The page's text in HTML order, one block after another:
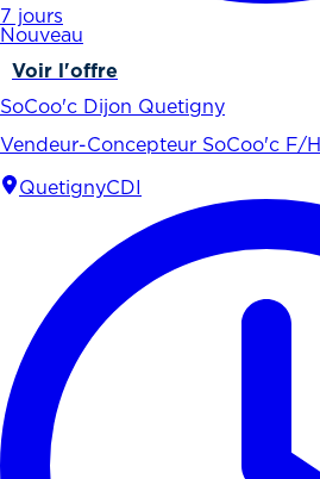
7 jours
Nouveau
Voir l'offre
SoCoo'c Dijon Quetigny
Vendeur-Concepteur SoCoo'c F/H
QuetignyCDI